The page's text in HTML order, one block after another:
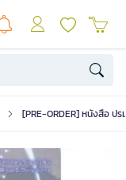
[PRE-ORDER] หนังสือ ป